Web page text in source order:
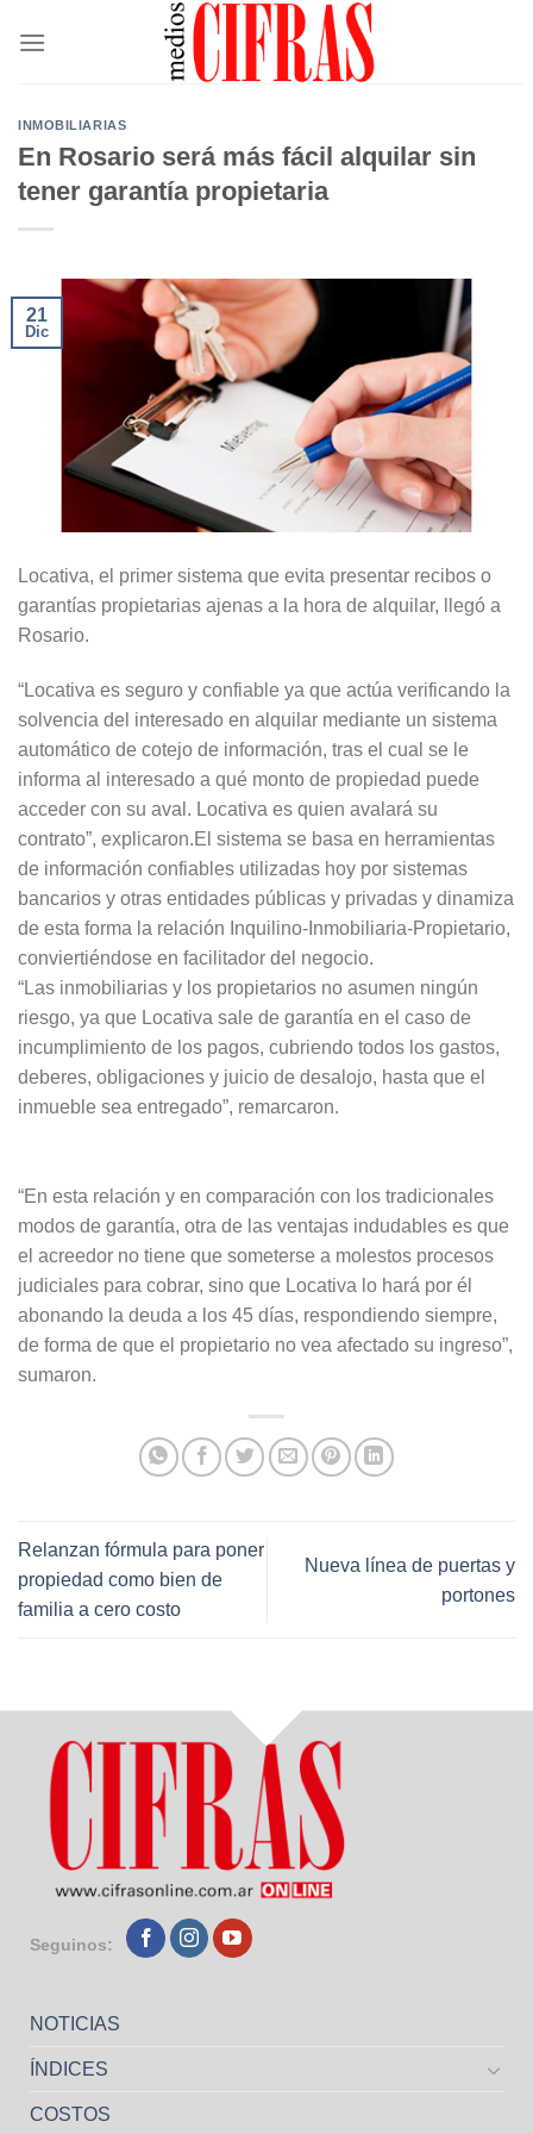
INMOBILIARIAS
En Rosario será más fácil alquilar sin
tener garantía propietaria
21
Dic
Locativa, el primer sistema que evita presentar recibos o
garantías propietarias ajenas a la hora de alquilar, llegó a
Rosario.
“Locativa es seguro y confiable ya que actúa verificando la
solvencia del interesado en alquilar mediante un sistema
automático de cotejo de información, tras el cual se le
informa al interesado a qué monto de propiedad puede
acceder con su aval. Locativa es quien avalará su
contrato”, explicaron.El sistema se basa en herramientas
de información confiables utilizadas hoy por sistemas
bancarios y otras entidades públicas y privadas y dinamiza
de esta forma la relación Inquilino-Inmobiliaria-Propietario,
conviertiéndose en facilitador del negocio.
“Las inmobiliarias y los propietarios no asumen ningún
riesgo, ya que Locativa sale de garantía en el caso de
incumplimiento de los pagos, cubriendo todos los gastos,
deberes, obligaciones y juicio de desalojo, hasta que el
inmueble sea entregado”, remarcaron.
“En esta relación y en comparación con los tradicionales
modos de garantía, otra de las ventajas indudables es que
el acreedor no tiene que someterse a molestos procesos
judiciales para cobrar, sino que Locativa lo hará por él
abonando la deuda a los 45 días, respondiendo siempre,
de forma de que el propietario no vea afectado su ingreso”,
sumaron.
Relanzan fórmula para poner
propiedad como bien de
familia a cero costo
Nueva línea de puertas y
portones
Seguinos:
NOTICIAS
ÍNDICES
COSTOS